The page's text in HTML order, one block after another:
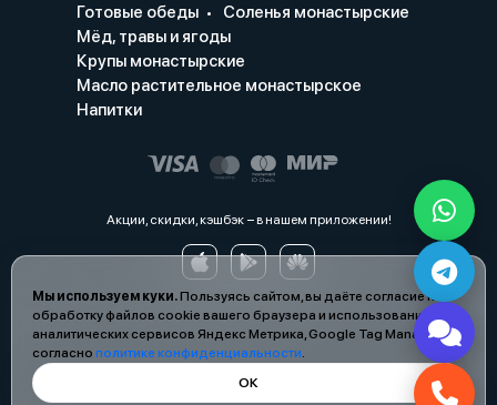
Мы используем куки.Пользуясь сайтом, вы даёте согласие на
обработку файлов cookie вашего браузера и использование
аналитических сервисов Яндекс Метрика, Google Tag Manager
согласно политике конфиденциальности.
ОК
Готовые обеды
Соленья монастырские
Мёд, травы и ягоды
Крупы монастырские
Масло растительное монастырское
Напитки
Акции, скидки, кэшбэк − в нашем приложении!